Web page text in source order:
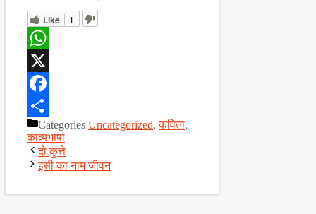
Like 1
WhatsApp
X
Facebook
ShareCategories Uncategorized,कविता,
काव्यभाषा
दो कुत्ते
इसी का नाम जीवन